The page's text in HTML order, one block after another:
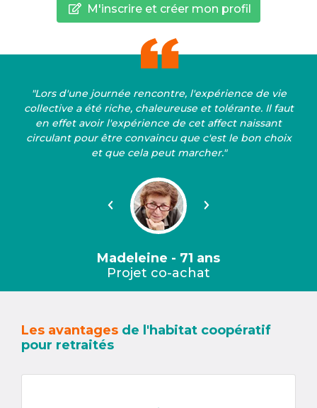
M'inscrire et créer mon profil
"Lors d'une journée rencontre, l'expérience de vie
collective a été riche, chaleureuse et tolérante. Il faut
en effet avoir l'expérience de cet affect naissant
circulant pour être convaincu que c'est le bon choix
et que cela peut marcher."
Précédent Suivant
Madeleine - 71 ans
Projet co-achat
Les avantages de l'habitat coopératif
pour retraités